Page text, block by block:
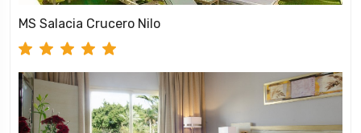
MS Salacia Crucero Nilo